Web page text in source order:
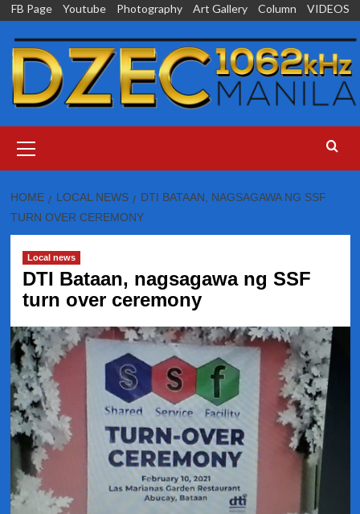
Skip
content
FB Page Youtube Photography Art Gallery Column VIDEOS
Menu
HOME LOCAL NEWS
DTI BATAAN, NAGSAGAWA NG SSF
TURN OVER CEREMONY
Local news
DTI Bataan, nagsagawa ng SSF
turn over ceremony